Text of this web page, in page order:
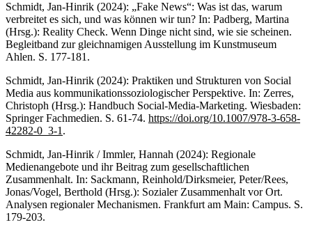
Schmidt, Jan-Hinrik (2024): „Fake News“: Was ist das, warum
verbreitet es sich, und was können wir tun? In: Padberg, Martina
(Hrsg.): Reality Check. Wenn Dinge nicht sind, wie sie scheinen.
Begleitband zur gleichnamigen Ausstellung im Kunstmuseum
Ahlen. S. 177-181.
Schmidt, Jan-Hinrik (2024): Praktiken und Strukturen von Social
Media aus kommunikationssoziologischer Perspektive. In: Zerres,
Christoph (Hrsg.): Handbuch Social-Media-Marketing. Wiesbaden:
Springer Fachmedien. S. 61-74. https://doi.org/10.1007/978-3-658-
42282-0_3-1 .
Schmidt, Jan-Hinrik / Immler, Hannah (2024): Regionale
Medienangebote und ihr Beitrag zum gesellschaftlichen
Zusammenhalt. In: Sackmann, Reinhold/Dirksmeier, Peter/Rees,
Jonas/Vogel, Berthold (Hrsg.): Sozialer Zusammenhalt vor Ort.
Analysen regionaler Mechanismen. Frankfurt am Main: Campus. S.
179-203.